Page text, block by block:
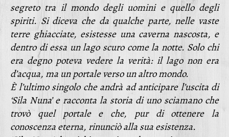
segreto tra il mondo degli uomini e quello degli
spiriti. Si diceva che da qualche parte, nelle vaste
terre ghiacciate, esistesse una caverna nascosta, e
dentro di essa un lago scuro come la notte. Solo chi
era degno poteva vedere la verità: il lago non era
d’acqua, ma un portale verso un altro mondo.
È l’ultimo singolo che andrà ad anticipare l’uscita di
‘Sila Nuna’ e racconta la storia di uno sciamano che
trovò quel portale e che, pur di ottenere la
conoscenza eterna, rinunciò alla sua esistenza.